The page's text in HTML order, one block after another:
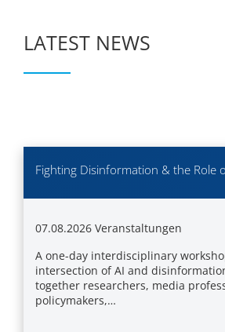
LATEST NEWS
Fighting Disinformation & the Role
07.08.2026 Veranstaltungen
A one-day interdisciplinary
intersection of AI and
together researchers, media
policymakers,…